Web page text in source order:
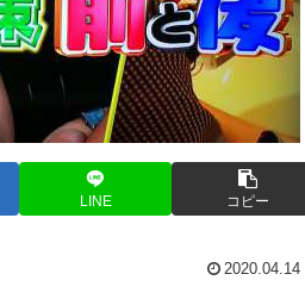
LINE コピー
2020.04.14